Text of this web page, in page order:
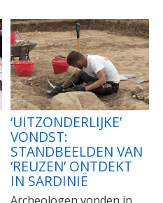
‘UITZONDERLIJKE’
VONDST:
STANDBEELDEN VAN
‘REUZEN’ ONTDEKT
IN SARDINIË